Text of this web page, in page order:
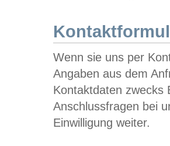
Wenn sie uns per
Angaben aus dem
Kontaktdaten zwecks
Anschlussfragen bei
Einwilligung weiter.